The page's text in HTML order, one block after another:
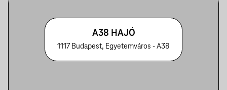
A38 HAJÓ
1117 Budapest, Egyetemváros - A38